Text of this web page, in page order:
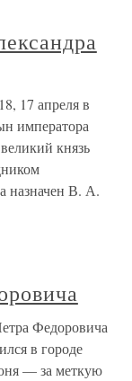
17 апреля в
императора
князь
назначен В. А.
Федоровича
в городе
— за меткую